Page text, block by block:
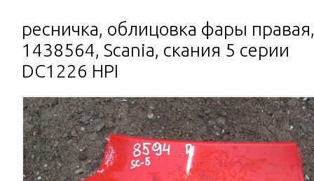
ресничка, облицовка фары правая,
1438564, Scania, скания 5 серии
DC1226 HPI